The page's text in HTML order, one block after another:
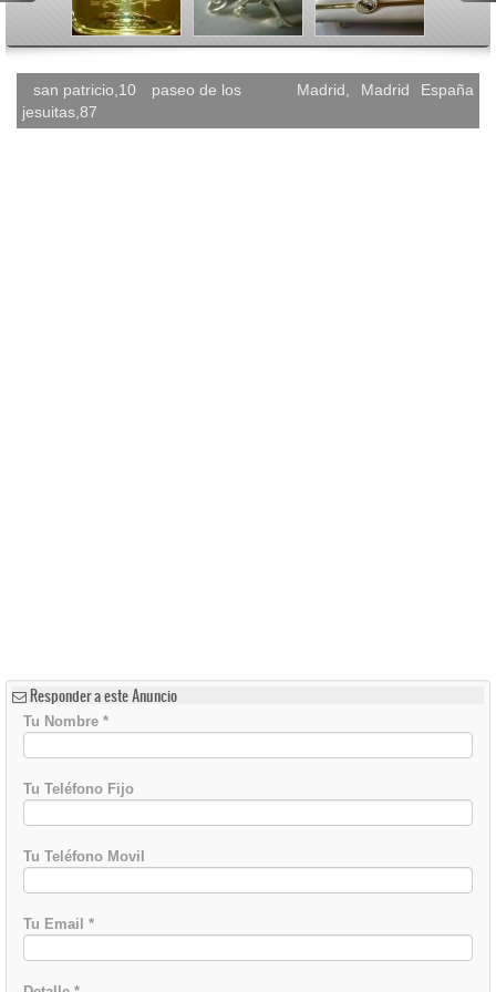
san patricio,10
paseo de los
jesuitas,87
Madrid Madrid España
Responder a este Anuncio
Tu Nombre *
Tu Teléfono Fijo
Tu Teléfono Movil
Tu Email *